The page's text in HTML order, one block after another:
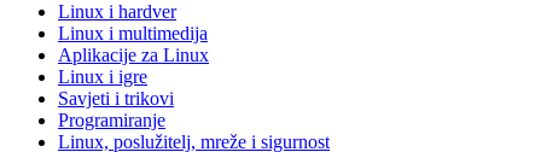
Linux i hardver
Linux i multimedija
Aplikacije za Linux
Linux i igre
Savjeti i trikovi
Programiranje
Linux, poslužitelj, mreže i sigurnost